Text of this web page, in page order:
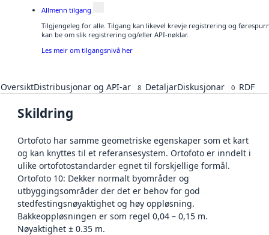
Allmenn tilgang
Tilgjengeleg for alle. Tilgang kan likevel krevje registrering og
kan be om slik registrering og/eller API-nøklar.
Les meir om tilgangsnivå her
OversiktDistribusjonar og API-ar 8 DetaljarDiskusjonar 0 RDF
Skildring
Ortofoto har samme geometriske egenskaper som et kart
og kan knyttes til et referansesystem. Ortofoto er inndelt i
ulike ortofotostandarder egnet til forskjellige formål.
Ortofoto 10: Dekker normalt byområder og
utbyggingsområder der det er behov for god
stedfestingsnøyaktighet og høy oppløsning.
Bakkeoppløsningen er som regel 0,04 – 0,15 m.
Nøyaktighet ± 0.35 m.